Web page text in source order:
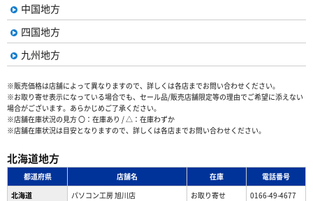
中国地方
四国地方
九州地方
※販売価格は店舗によって異なりますので、詳しくは各店までお問い合わせください。
※お取り寄せ表示になっている場合でも、セール品/販売店舗限定等の理由でご希望に添えない
場合がございます。あらかじめご了承ください。
※店舗在庫状況の見方 〇：在庫あり / △：在庫わずか
※店舗在庫状況は目安となりますので、詳しくは各店までお問い合わせください。
北海道地方
都道府県 店舗名 在庫
電話番号
北海道
パソコン工房 旭川店 お取り寄せ
0166-49-4677